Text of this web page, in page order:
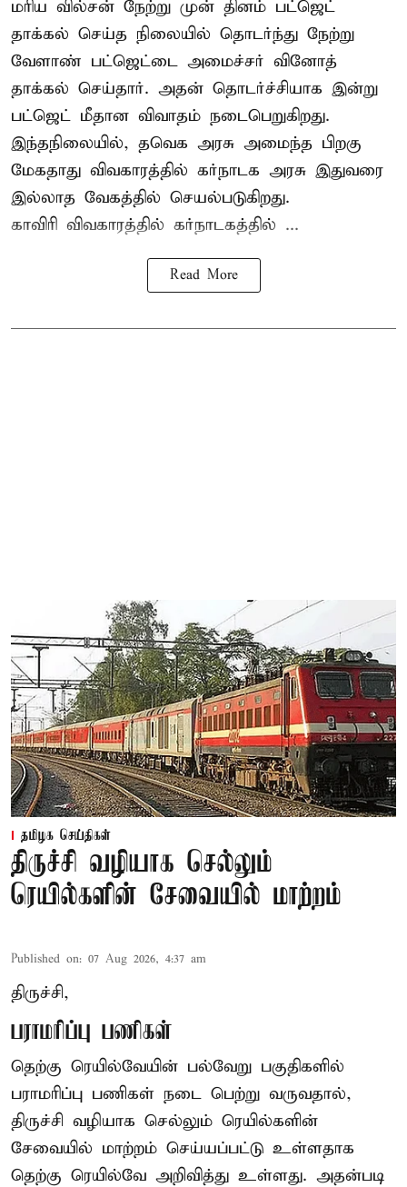
மரிய வில்சன் நேற்று முன் தினம் பட்ஜெட்
தாக்கல் செய்த நிலையில் தொடர்ந்து நேற்று
வேளாண் பட்ஜெட்டை அமைச்சர் வினோத்
தாக்கல் செய்தார். அதன் தொடர்ச்சியாக இன்று
பட்ஜெட் மீதான விவாதம் நடைபெறுகிறது.
இந்தநிலையில், தவெக அரசு அமைந்த பிறகு
மேகதாது விவகாரத்தில் கர்நாடக அரசு இதுவரை
இல்லாத வேகத்தில் செயல்படுகிறது.
காவிரி விவகாரத்தில் கர்நாடகத்தில் ...
Read More
தமிழக செய்திகள்
திருச்சி வழியாக செல்லும்
ரெயில்களின் சேவையில் மாற்றம்
Published on: 07 Aug 2026, 4:37 am
திருச்சி,
பராமரிப்பு பணிகள்
தெற்கு ரெயில்வேயின் பல்வேறு பகுதிகளில்
பராமரிப்பு பணிகள் நடை பெற்று வருவதால்,
திருச்சி வழியாக செல்லும் ரெயில்களின்
சேவையில் மாற்றம் செய்யப்பட்டு உள்ளதாக
தெற்கு ரெயில்வே அறிவித்து உள்ளது. அதன்படி